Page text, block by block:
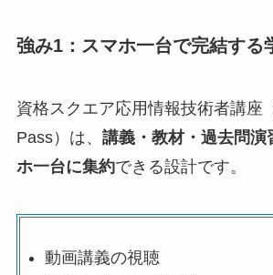
強み1：スマホ一台で完結する
資格スクエア応用情報技術者講座
Pass）は、 講義・教材・過去問演
ホ一台に集約できる設計です。
動画講義の視聴